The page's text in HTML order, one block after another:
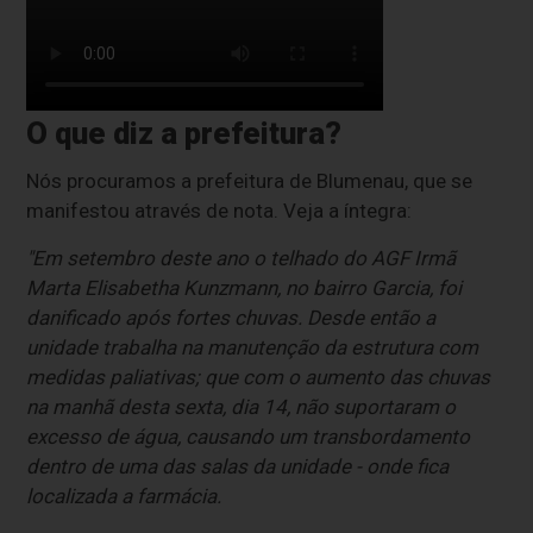
O que diz a prefeitura?
Nós procuramos a prefeitura de Blumenau, que se
manifestou através de nota. Veja a íntegra:
"Em setembro deste ano o telhado do AGF Irmã
Marta Elisabetha Kunzmann, no bairro Garcia, foi
danificado após fortes chuvas. Desde então a
unidade trabalha na manutenção da estrutura com
medidas paliativas; que com o aumento das chuvas
na manhã desta sexta, dia 14, não suportaram o
excesso de água, causando um transbordamento
dentro de uma das salas da unidade - onde fica
localizada a farmácia.